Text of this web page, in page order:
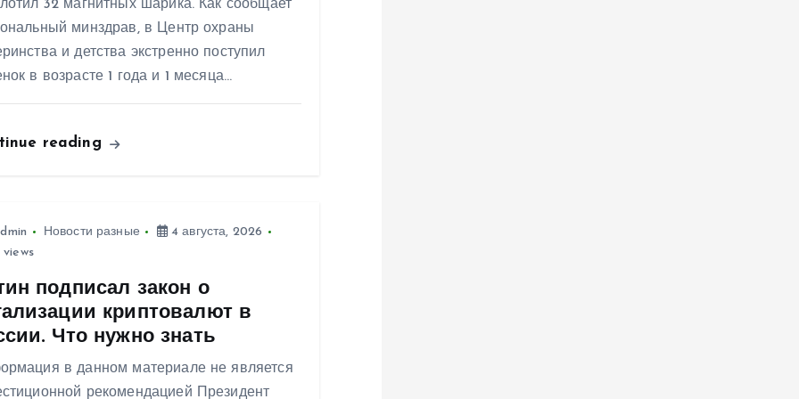
32 магнитных шарика. Как сообщает
минздрав, в Центр охраны
и детства экстренно поступил
в возрасте 1 года и 1 месяца…
reading
Новости разные
4 августа, 2026
views
подписал закон о
криптовалют в
Что нужно знать
в данном материале не является
рекомендацией Президент